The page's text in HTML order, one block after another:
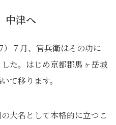
中津へ
７月、官兵衛はその功に
た。はじめ京都郡馬ヶ岳城
て移ります。
大名として本格的に立つこ